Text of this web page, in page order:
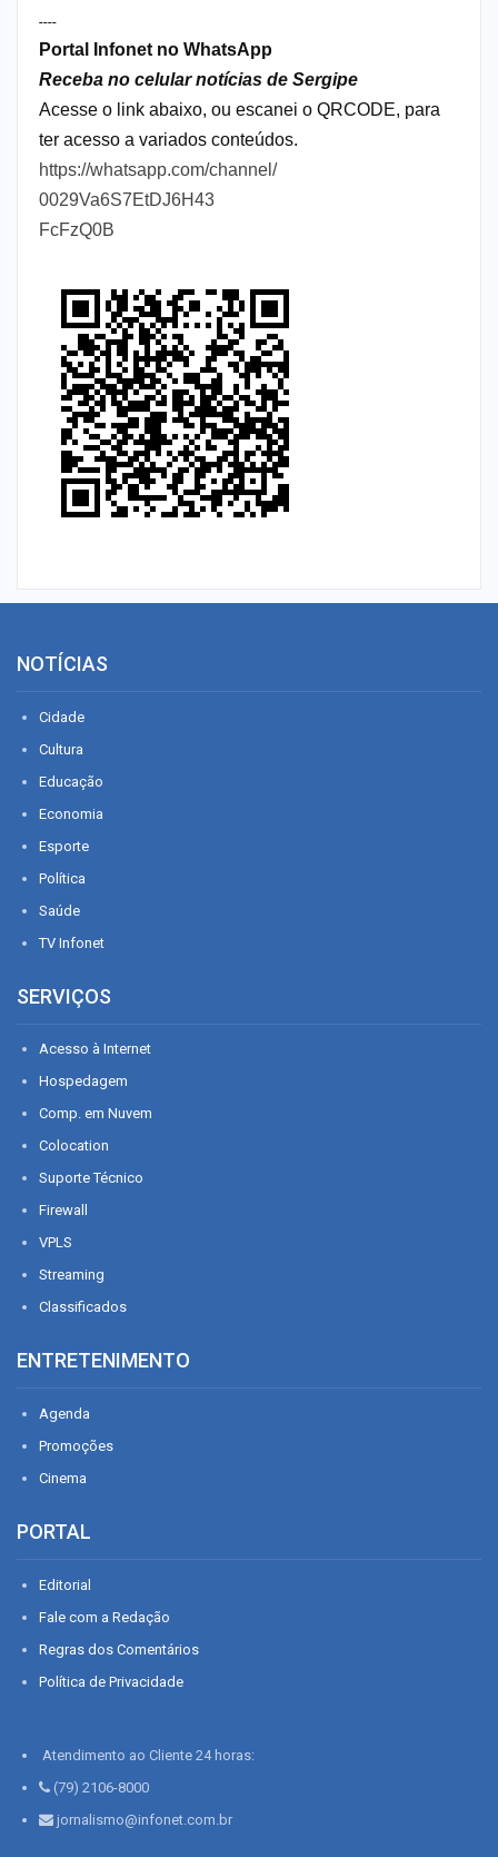
----
Portal Infonet no WhatsApp
Receba no celular notícias de Sergipe
Acesse o link abaixo, ou escanei o QRCODE, para
ter acesso a variados conteúdos.
https://whatsapp.com/channel/
0029Va6S7EtDJ6H43
FcFzQ0B
NOTÍCIAS
Cidade
Cultura
Educação
Economia
Esporte
Política
Saúde
TV Infonet
SERVIÇOS
Acesso à Internet
Hospedagem
Comp. em Nuvem
Colocation
Suporte Técnico
Firewall
VPLS
Streaming
Classificados
ENTRETENIMENTO
Agenda
Promoções
Cinema
PORTAL
Editorial
Fale com a Redação
Regras dos Comentários
Política de Privacidade
Atendimento ao Cliente 24 horas:
(79) 2106-8000
jornalismo@infonet.com.br